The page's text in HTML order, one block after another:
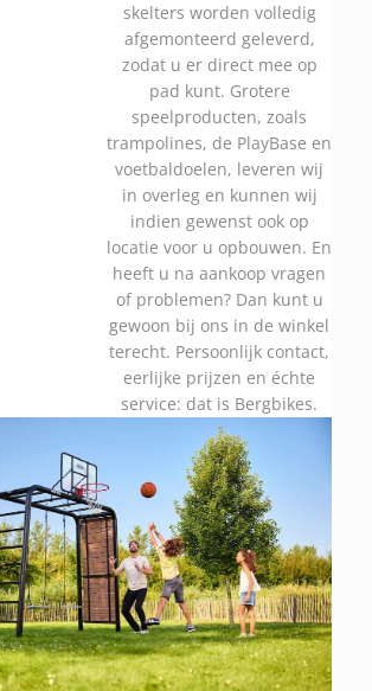
skelters worden volledig
afgemonteerd geleverd,
zodat u er direct mee op
pad kunt. Grotere
speelproducten, zoals
trampolines, de PlayBase en
voetbaldoelen, leveren wij
in overleg en kunnen wij
indien gewenst ook op
locatie voor u opbouwen. En
heeft u na aankoop vragen
of problemen? Dan kunt u
gewoon bij ons in de winkel
terecht. Persoonlijk contact,
eerlijke prijzen en échte
service: dat is Bergbikes.